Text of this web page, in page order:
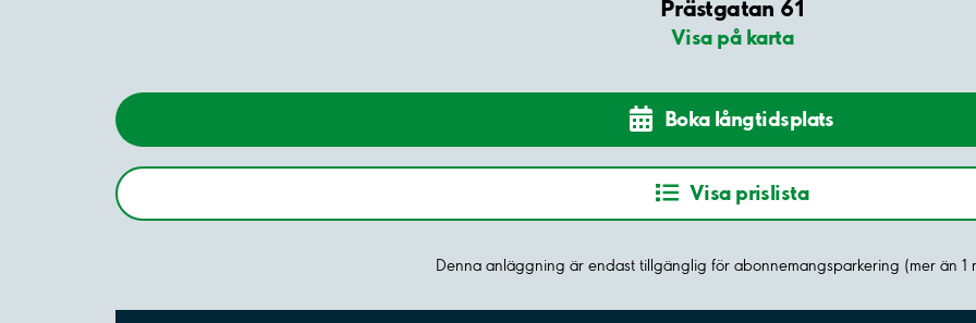
Prästgatan 61
Visa på karta
Boka långtidsplats
Visa prislista
Denna anläggning är endast tillgänglig för abonnemangsparkering (mer än 1